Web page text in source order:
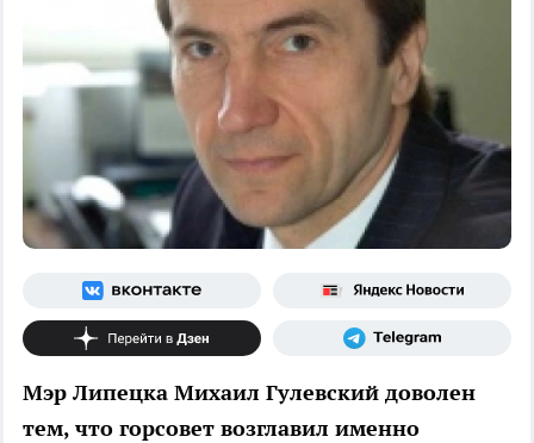
Мэр Липецка Михаил Гулевский доволен
тем, что горсовет возглавил именно